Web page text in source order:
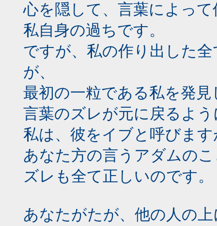
心を隠して、言葉によっ
私自身の過ちです。
ですが、私の作り出した
が、
最初の一粒である私を発
言葉のズレが元に戻るよ
私は、彼をイブと呼びます
あなた方の言うアダムの
ズレも全て正しいのです。
あなたがたが、他の人の